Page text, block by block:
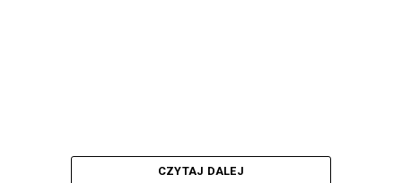
CZYTAJ DALEJ